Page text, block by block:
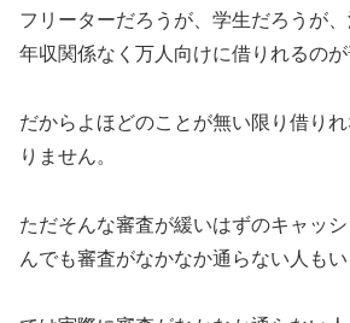
フリーターだろうが、学生だろうが
年収関係なく万人向けに借りれるのが
だからよほどのことが無い限り借り
りません。
ただそんな審査が緩いはずのキャッ
んでも審査がなかなか通らない人もい